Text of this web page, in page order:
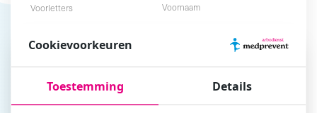
Voorletters Voornaam
Tussenvoegsel Achternaam
E-mailadres
Cookievoorkeuren
Toestemming Details